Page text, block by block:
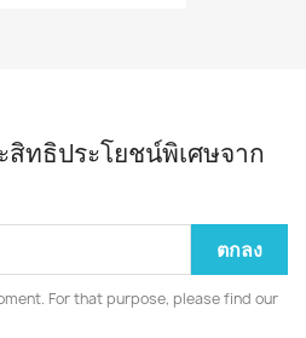
ทธิประโยชน์พิเศษจาก
For that purpose, please find our